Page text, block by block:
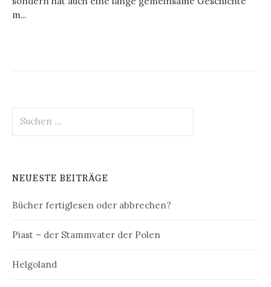
m...
nach:
NEUESTE BEITRÄGE
Bücher fertiglesen oder abbrechen?
Piast – der Stammvater der Polen
Helgoland